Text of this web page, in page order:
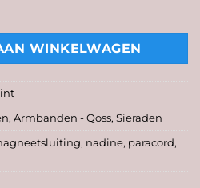
WINKELWAGEN
, Armbanden - Qoss, Sieraden
, nadine, paracord,